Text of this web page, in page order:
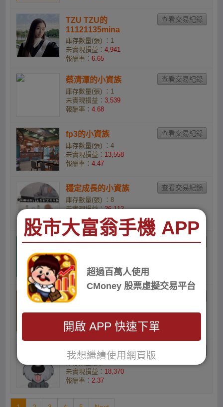
TZU TZU的
11121135mina
庫存數量(張) ：1
未實現損益： 4,941
報酬率： 6.65
蔡清潭的小資族
庫存數量(張) ：1
未實現損益： 3,539
報酬率： 4.68
fp3的小資族
庫存數量(張) ：4
未實現損益： 13,558
報酬率： 4.47
穩定成長的小資族
庫存數量(張) ：8
未實現損益：26,112
報酬率：4.3
gee4028的小資族
庫存數量(張) ：26
未實現損益：
報酬率：3.54
i4vsd7djqh的小資族
報酬率：2.48
新手小白的小資族
未實現損益： 18,370
報酬率： 2.37
股市大富翁手機 APP
超過百萬人使用
CMoney 股票虛擬交易平台
開啟 APP 快速下單
我想繼續使用網頁版